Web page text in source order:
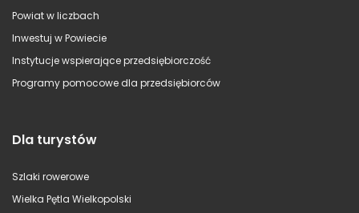
Powiat w liczbach
Inwestuj w Powiecie
Instytucje wspierające przedsiębiorczość
Programy pomocowe dla przedsiębiorców
Dla turystów
Szlaki rowerowe
Wielka Pętla Wielkopolski